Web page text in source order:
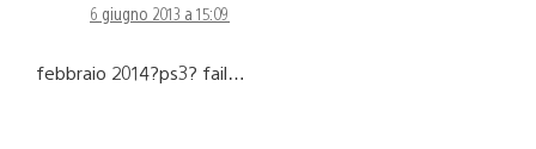
6 giugno 2013 a 15:09
febbraio 2014?ps3? fail…